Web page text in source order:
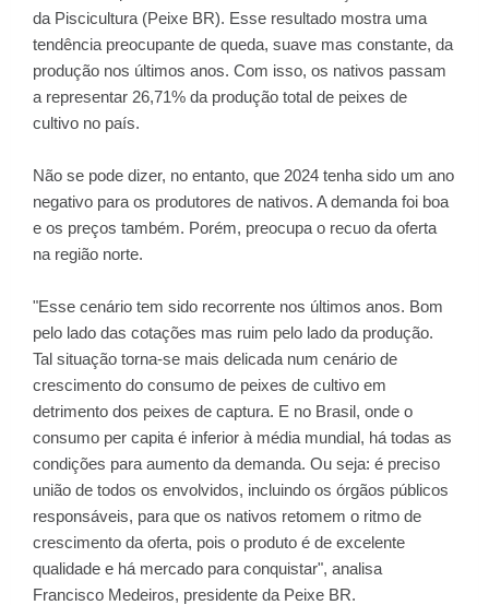
da Piscicultura (Peixe BR). Esse resultado mostra uma
tendência preocupante de queda, suave mas constante, da
produção nos últimos anos. Com isso, os nativos passam
a representar 26,71% da produção total de peixes de
cultivo no país.
Não se pode dizer, no entanto, que 2024 tenha sido um ano
negativo para os produtores de nativos. A demanda foi boa
e os preços também. Porém, preocupa o recuo da oferta
na região norte.
"Esse cenário tem sido recorrente nos últimos anos. Bom
pelo lado das cotações mas ruim pelo lado da produção.
Tal situação torna-se mais delicada num cenário de
crescimento do consumo de peixes de cultivo em
detrimento dos peixes de captura. E no Brasil, onde o
consumo per capita é inferior à média mundial, há todas as
condições para aumento da demanda. Ou seja: é preciso
união de todos os envolvidos, incluindo os órgãos públicos
responsáveis, para que os nativos retomem o ritmo de
crescimento da oferta, pois o produto é de excelente
qualidade e há mercado para conquistar", analisa
Francisco Medeiros, presidente da Peixe BR.